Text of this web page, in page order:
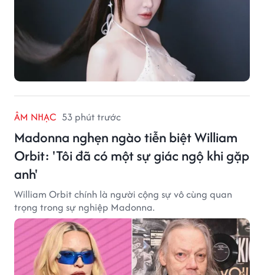
ÂM NHẠC 53 phút trước
Madonna nghẹn ngào tiễn biệt William
Orbit: 'Tôi đã có một sự giác ngộ khi gặp
anh'
William Orbit chính là người cộng sự vô cùng quan
trọng trong sự nghiệp Madonna.